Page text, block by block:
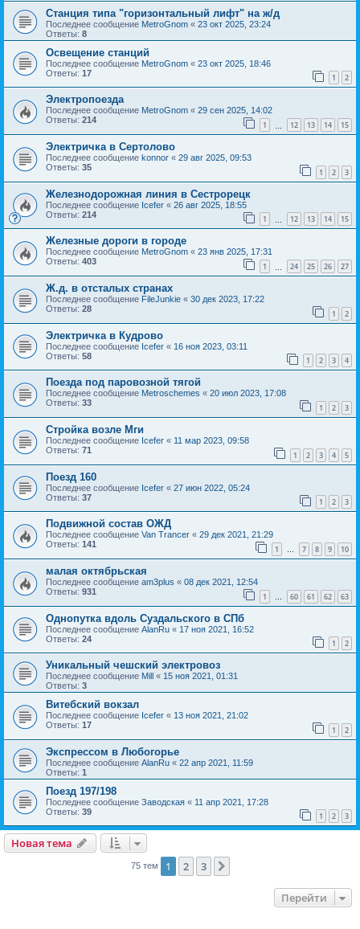
Станция типа "горизонтальный лифт" на ж/д
Последнее сообщение MetroGnom « 23 окт 2025, 23:24
Ответы: 8
Освещение станций
Последнее сообщение MetroGnom « 23 окт 2025, 18:46
Ответы: 17 1 2
Электропоезда
Последнее сообщение MetroGnom « 29 сен 2025, 14:02
Ответы: 214 1 12 13 14 15
Электричка в Сертолово
Последнее сообщение konnor « 29 авг 2025, 09:53
Ответы: 35 1 2 3
Железнодорожная линия в Сестрорецк
Последнее сообщение Icefer « 26 авг 2025, 18:55
Ответы: 214 1 12 13 14 15
Железные дороги в городе
Последнее сообщение MetroGnom « 23 янв 2025, 17:31
Ответы: 403 1 24 25 26 27
Ж.д. в отсталых странах
Последнее сообщение FileJunkie « 30 дек 2023, 17:22
Ответы: 28 1 2
Электричка в Кудрово
Последнее сообщение Icefer « 16 ноя 2023, 03:11
Ответы: 58 1 2 3 4
Поезда под паровозной тягой
Последнее сообщение Metroschemes « 20 июл 2023, 17:08
Ответы: 33 1 2 3
Стройка возле Мги
Последнее сообщение Icefer « 11 мар 2023, 09:58
Ответы: 71 1 2 3 4 5
Поезд 160
Последнее сообщение Icefer « 27 июн 2022, 05:24
Ответы: 37 1 2 3
Подвижной состав ОЖД
Последнее сообщение Van Trancer « 29 дек 2021, 21:29
Ответы: 141 1 … 7 8 9 10
малая октябрьская
Последнее сообщение am3plus « 08 дек 2021, 12:54
Ответы: 931 1 60 61 62 63
Однопутка вдоль Суздальского в СПб
Последнее сообщение AlanRu « 17 ноя 2021, 16:52
Ответы: 24 1 2
Уникальный чешский электровоз
Последнее сообщение Mill « 15 ноя 2021, 01:31
Ответы: 3
Витебский вокзал
Последнее сообщение Icefer « 13 ноя 2021, 21:02
Ответы: 17 1 2
Экспрессом в Любогорье
Последнее сообщение AlanRu « 22 апр 2021, 11:59
Ответы: 1
Поезд 197/198
Последнее сообщение Заводская « 11 апр 2021, 17:28
Ответы: 39 1 2 3
Новая тема
75 тем 1 2 3
Перейти